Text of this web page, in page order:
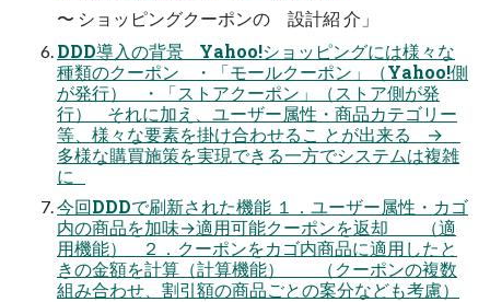
〜 ショッピングクーポンの 設計紹 介」
DDD導入の背景 Yahoo!ショッピングには様々な
種類のクーポン ・「モールクーポン」（Yahoo!側
が発行） ・「ストアクーポン」（ストア側が発
行） それに加え、ユーザー属性・商品カテゴリー
等、様々な要素を掛け合わせるこ とが出来る →
多様な購買施策を実現できる一方でシステムは複雑
に
今回DDDで刷新された機能 １．ユーザー属性・カゴ
内の商品を加味→適用可能クーポンを返却 （適
用機能） ２．クーポンをカゴ内商品に適用したと
きの金額を計算（計算機能） （クーポンの複数
組み合わせ、割引額の商品ごとの案分なども考慮）